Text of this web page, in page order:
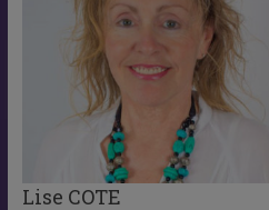
Lise COTE